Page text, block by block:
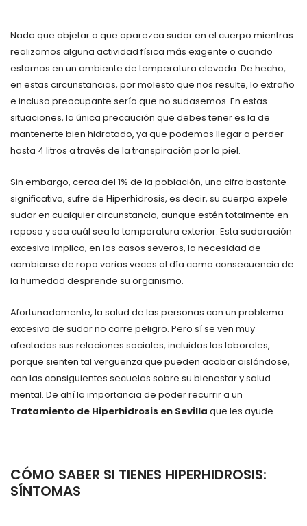
Nada que objetar a que aparezca sudor en el cuerpo mientras
realizamos alguna actividad física más exigente o cuando
estamos en un ambiente de temperatura elevada. De hecho,
en estas circunstancias, por molesto que nos resulte, lo extraño
e incluso preocupante sería que no sudasemos. En estas
situaciones, la única precaución que debes tener es la de
mantenerte bien hidratado, ya que podemos llegar a perder
hasta 4 litros a través de la transpiración por la piel.
Sin embargo, cerca del 1% de la población, una cifra bastante
significativa, sufre de Hiperhidrosis, es decir, su cuerpo expele
sudor en cualquier circunstancia, aunque estén totalmente en
reposo y sea cuál sea la temperatura exterior. Esta sudoración
excesiva implica, en los casos severos, la necesidad de
cambiarse de ropa varias veces al día como consecuencia de
la humedad desprende su organismo.
Afortunadamente, la salud de las personas con un problema
excesivo de sudor no corre peligro. Pero sí se ven muy
afectadas sus relaciones sociales, incluidas las laborales,
porque sienten tal verguenza que pueden acabar aislándose,
con las consiguientes secuelas sobre su bienestar y salud
mental. De ahí la importancia de poder recurrir a un
Tratamiento de Hiperhidrosis en Sevilla que les ayude.
CÓMO SABER SI TIENES HIPERHIDROSIS:
SÍNTOMAS